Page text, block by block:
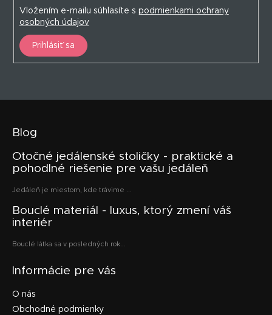
Vložením e-mailu súhlasíte s podmienkami ochrany
osobných údajov
Prihlásiť sa
Blog
Otočné jedálenské stoličky - praktické a
pohodlné riešenie pre vašu jedáleň
Jedáleň je miestom, kde trávime ...
Bouclé materiál - luxus, ktorý zmení váš
interiér
Bouclé látka sa v posledných rok...
Informácie pre vás
O nás
Obchodné podmienky